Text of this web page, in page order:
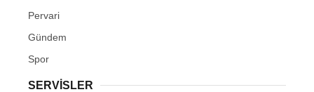
Pervari
Gündem
Spor
SERVİSLER